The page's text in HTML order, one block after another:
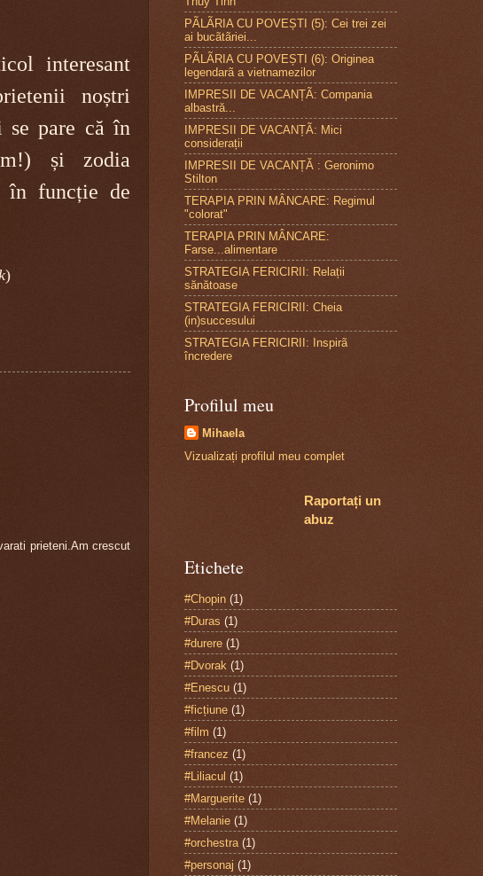
interesant
noștri
se pare că în
și zodia
în funcție de
)
prieteni.Am crescut
PÃLÃRIA CU POVEȘTI (5): Cei trei zei
ai bucãtãriei...
PÃLÃRIA CU POVEȘTI (6): Originea
legendarã a vietnamezilor
IMPRESII DE VACANȚÃ: Compania
albastră...
IMPRESII DE VACANȚÃ: Mici
considerații
IMPRESII DE VACANȚĂ : Geronimo
Stilton
TERAPIA PRIN MÂNCARE: Regimul
"colorat"
TERAPIA PRIN MÂNCARE:
Farse...alimentare
STRATEGIA FERICIRII: Relații
sănătoase
STRATEGIA FERICIRII: Cheia
(in)succesului
STRATEGIA FERICIRII: Inspirã
încredere
Profilul meu
Mihaela
Vizualizați profilul meu complet
Raportați un
abuz
Etichete
#Chopin (1)
#Duras (1)
#durere (1)
#Dvorak (1)
#Enescu (1)
#ficțiune (1)
#film (1)
#francez (1)
#Liliacul (1)
#Marguerite (1)
#Melanie (1)
#orchestra (1)
#personaj (1)